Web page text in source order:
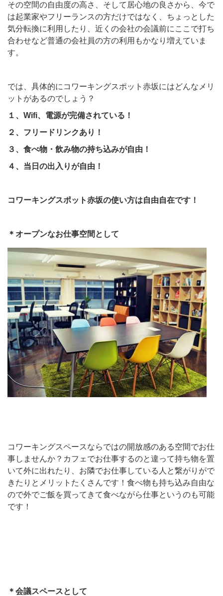
その空間の自由度の高さ、そして居心地の良さから、今で
は起業家やフリーランスの方だけではなく、ちょっとした
気分転換に利用したり、近くの会社の会議前にここで打ち
合わせなど普通の会社員の方の利用もかなり増えていま
す。
では、具体的にコワーキングスポット赤坂にはどんなメリ
ットがあるのでしょう？
１、Wifi、電源が完備されている！
２、フリードリンクあり！
３、食べ物・飲み物の持ち込みが自由！
４、当日の出入りが自由！
コワーキングスポット赤坂の使い方は自由自在です！
＊オープンなお仕事空間として
コワーキングスペースならではの開放感のある空間でお仕
事しませんか？カフェでお仕事するのと違って持ち物を置
いて外に出れたり、お隣でお仕事している人と繋がりがで
きたりとメリットたくさんです！食べ物も持ち込み自由な
ので外でご飯を買ってきて食べながら仕事というのも可能
です！
＊会議スペースとして